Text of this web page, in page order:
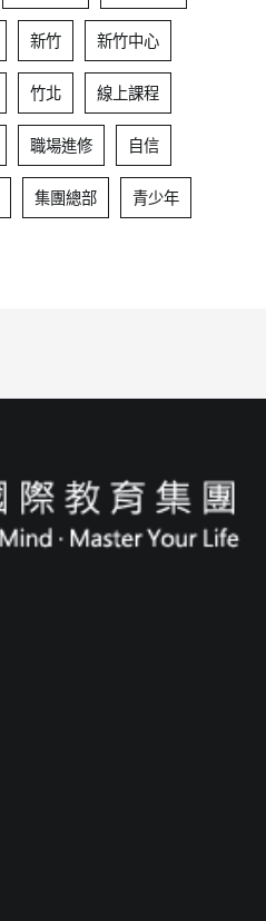
新竹 新竹中心
竹北 線上課程
職場進修 自信
集團總部 青少年